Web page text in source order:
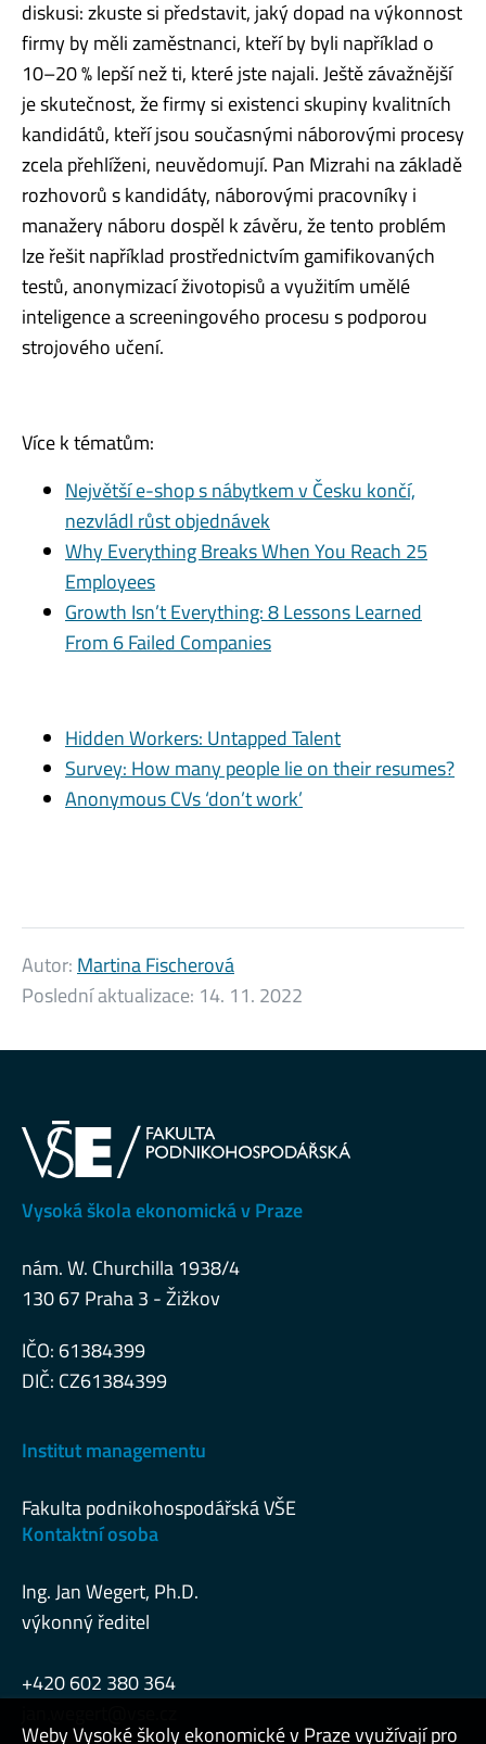
diskusi: zkuste si představit, jaký dopad na výkonnost
firmy by měli zaměstnanci, kteří by byli například o
10–20 % lepší než ti, které jste najali. Ještě závažnější
je skutečnost, že firmy si existenci skupiny kvalitních
kandidátů, kteří jsou současnými náborovými procesy
zcela přehlíženi, neuvědomují. Pan Mizrahi na základě
rozhovorů s kandidáty, náborovými pracovníky i
manažery náboru dospěl k závěru, že tento problém
lze řešit například prostřednictvím gamifikovaných
testů, anonymizací životopisů a využitím umělé
inteligence a screeningového procesu s podporou
strojového učení.
Více k tématům:
Největší e-shop s nábytkem v Česku končí,
nezvládl růst objednávek
Why Everything Breaks When You Reach 25
Employees
Growth Isn’t Everything: 8 Lessons Learned
From 6 Failed Companies
Hidden Workers: Untapped Talent
Survey: How many people lie on their resumes?
Anonymous CVs ‘don’t work’
Autor: Martina Fischerová
Poslední aktualizace: 14. 11. 2022
Vysoká škola ekonomická v Praze
nám. W. Churchilla 1938/4
130 67 Praha 3 - Žižkov
IČO: 61384399
DIČ: CZ61384399
Institut managementu
Fakulta podnikohospodářská VŠE
Kontaktní osoba
Ing. Jan Wegert, Ph.D.
výkonný ředitel
+420 602 380 364
Weby Vysoké školy ekonomické v Praze využívají pro